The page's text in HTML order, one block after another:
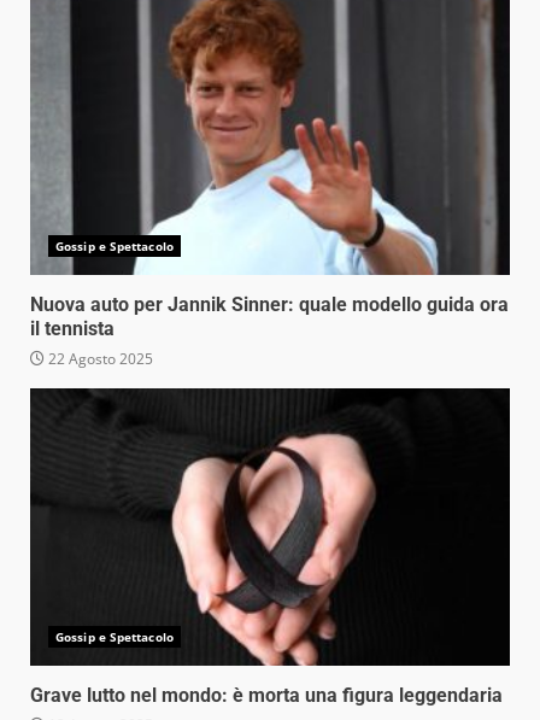
Gossip e Spettacolo
Nuova auto per Jannik Sinner: quale modello guida ora
il tennista
22 Agosto 2025
Gossip e Spettacolo
Grave lutto nel mondo: è morta una figura leggendaria